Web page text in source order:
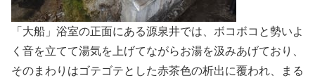
「大船」浴室の正面にある源泉井では、ボコボコと勢いよ
く音を立てて湯気を上げてながらお湯を汲みあげており、
そのまわりはゴテゴテとした赤茶色の析出に覆われ、まる